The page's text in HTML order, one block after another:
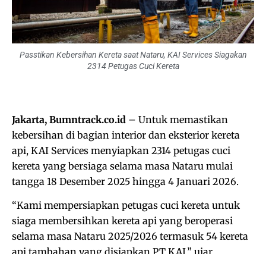
Passtikan Kebersihan Kereta saat Nataru, KAI Services Siagakan
2314 Petugas Cuci Kereta
Jakarta, Bumntrack.co.id – Untuk memastikan
kebersihan di bagian interior dan eksterior kereta
api, KAI Services menyiapkan 2314 petugas cuci
kereta yang bersiaga selama masa Nataru mulai
tangga 18 Desember 2025 hingga 4 Januari 2026.
“Kami mempersiapkan petugas cuci kereta untuk
siaga membersihkan kereta api yang beroperasi
selama masa Nataru 2025/2026 termasuk 54 kereta